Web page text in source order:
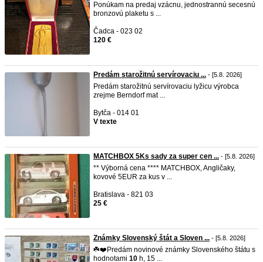
Ponúkam na predaj vzácnu, jednostrannú secesnú
bronzovú plaketu s ...
Čadca - 023 02
120 €
Predám starožitnú servírovaciu ... - [5.8. 2026]
Predám starožitnú servírovaciu lyžicu výrobca
zrejme Berndorf mat ...
Bytča - 014 01
V texte
MATCHBOX 5Ks sady za super cen ... - [5.8. 2026]
** Výborná cena **** MATCHBOX, Angličaky,
kovové 5EUR za kus v ...
Bratislava - 821 03
25 €
Známky Slovenský štát a Sloven ... - [5.8. 2026]
☘️❤️Predám novinové známky Slovenského štátu s
hodnotami 10 h, 15 ...